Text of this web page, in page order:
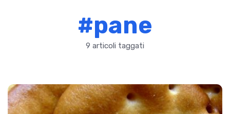
#pane
9 articoli taggati